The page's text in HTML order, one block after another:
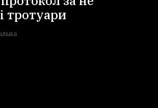
тротуари